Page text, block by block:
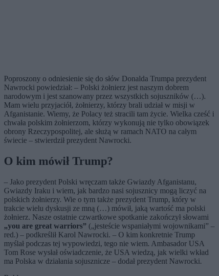
Poproszony o odniesienie się do słów Donalda Trumpa prezydent
Nawrocki powiedział: – Polski żołnierz jest naszym dobrem
narodowym i jest szanowany przez wszystkich sojuszników (…).
Mam wielu przyjaciół, żołnierzy, którzy brali udział w misji w
Afganistanie. Wiemy, że Polacy też stracili tam życie. Wielka cześć i
chwała polskim żołnierzom, którzy wykonują nie tylko obowiązek
obrony Rzeczypospolitej, ale służą w ramach NATO na całym
świecie – stwierdził prezydent Nawrocki.
O kim mówił Trump?
– Jako prezydent Polski wręczam także Gwiazdy Afganistanu,
Gwiazdy Iraku i wiem, jak bardzo nasi sojusznicy mogą liczyć na
polskich żołnierzy. Wie o tym także prezydent Trump, który w
trakcie wielu dyskusji ze mną (…) mówił, jaką wartość ma polski
żołnierz. Nasze ostatnie czwartkowe spotkanie zakończył słowami
„you are great warriors” („jesteście wspaniałymi wojownikami” –
red.) – podkreślił Karol Nawrocki. – O kim konkretnie Trump
myślał podczas tej wypowiedzi, tego nie wiem. Ambasador USA
Tom Rose wysłał oświadczenie, że USA wiedzą, jak wielki wkład
ma Polska w działania sojusznicze – dodał prezydent Nawrocki.